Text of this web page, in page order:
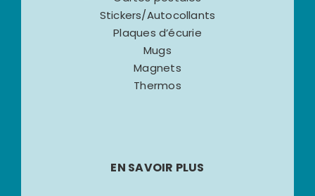
Stickers/Autocollants
Plaques d’écurie
Mugs
Magnets
Thermos
EN SAVOIR PLUS